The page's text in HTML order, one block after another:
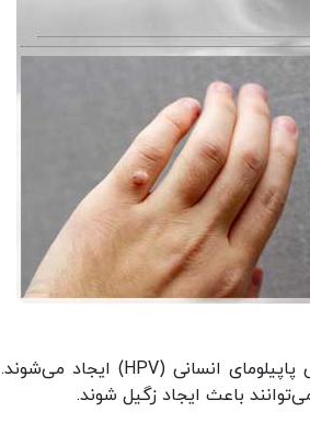
زگیل‌های پوستی زائده های روی پوست هستند که توسط ویروسی به نام ویروس پاپیلومای انسانی (HPV) ایجاد می‌شوند.